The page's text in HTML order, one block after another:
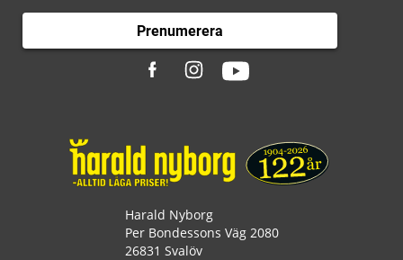
Prenumerera
Harald Nyborg
Per Bondessons Väg 2080
26831 Svalöv